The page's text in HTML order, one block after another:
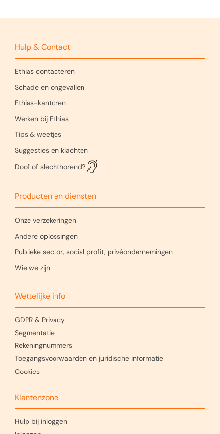
Hulp & Contact
Ethias contacteren
Schade en ongevallen
Ethias-kantoren
Werken bij Ethias
Tips & weetjes
Suggesties en klachten
Doof of slechthorend?
Producten en diensten
Onze verzekeringen
Andere oplossingen
Publieke sector, social profit, privéondernemingen
Wie we zijn
Wettelijke info
GDPR & Privacy
Segmentatie
Rekeningnummers
Toegangsvoorwaarden en juridische informatie
Cookies
Klantenzone
Hulp bij inloggen